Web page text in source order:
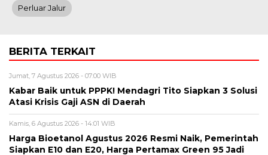
Perluar Jalur
BERITA TERKAIT
Jumat, 7 Agustus 2026 - 07:00 WIB
Kabar Baik untuk PPPK! Mendagri Tito Siapkan 3 Solusi
Atasi Krisis Gaji ASN di Daerah
Kamis, 6 Agustus 2026 - 14:01 WIB
Harga Bioetanol Agustus 2026 Resmi Naik, Pemerintah
Siapkan E10 dan E20, Harga Pertamax Green 95 Jadi